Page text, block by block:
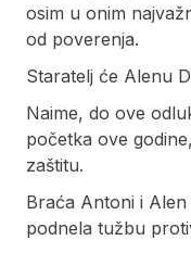
osim u onim
od poverenja.
Staratelj će Alenu
Naime, do ove
početka ove
zaštitu.
Braća Antoni i
podnela tužbu